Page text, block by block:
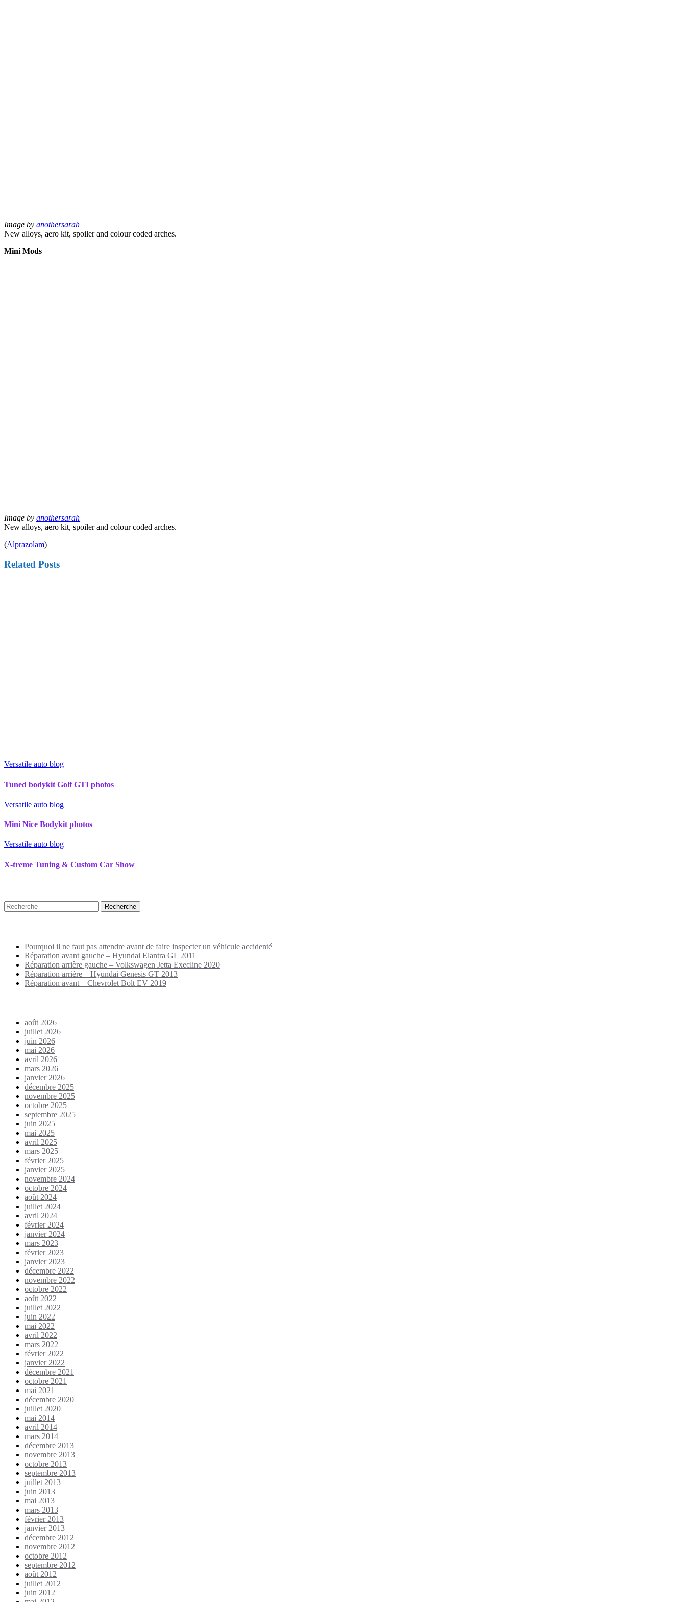
Image by anothersarah
New alloys, aero kit, spoiler and colour coded arches.
Mini Mods
Image by anothersarah
New alloys, aero kit, spoiler and colour coded arches.
(Alprazolam)
Related Posts
Versatile auto blog
Tuned bodykit Golf GTI photos
Versatile auto blog
Mini Nice Bodykit photos
Versatile auto blog
X-treme Tuning & Custom Car Show
Pourquoi il ne faut pas attendre avant de faire inspecter un véhicule accidenté
Réparation avant gauche – Hyundai Elantra GL 2011
Réparation arrière gauche – Volkswagen Jetta Execline 2020
Réparation arrière – Hyundai Genesis GT 2013
Réparation avant – Chevrolet Bolt EV 2019
août 2026
juillet 2026
juin 2026
mai 2026
avril 2026
mars 2026
janvier 2026
décembre 2025
novembre 2025
octobre 2025
septembre 2025
juin 2025
mai 2025
avril 2025
mars 2025
février 2025
janvier 2025
novembre 2024
octobre 2024
août 2024
juillet 2024
avril 2024
février 2024
janvier 2024
mars 2023
février 2023
janvier 2023
décembre 2022
novembre 2022
octobre 2022
août 2022
juillet 2022
juin 2022
mai 2022
avril 2022
mars 2022
février 2022
janvier 2022
décembre 2021
octobre 2021
mai 2021
décembre 2020
juillet 2020
mai 2014
avril 2014
mars 2014
décembre 2013
novembre 2013
octobre 2013
septembre 2013
juillet 2013
juin 2013
mai 2013
mars 2013
février 2013
janvier 2013
décembre 2012
novembre 2012
octobre 2012
septembre 2012
août 2012
juillet 2012
juin 2012